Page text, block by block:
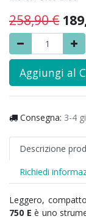
258,90€
Aggiungi al
Consegna: 3-4
Descrizione
Richiedi
Leggero,
750 E è uno